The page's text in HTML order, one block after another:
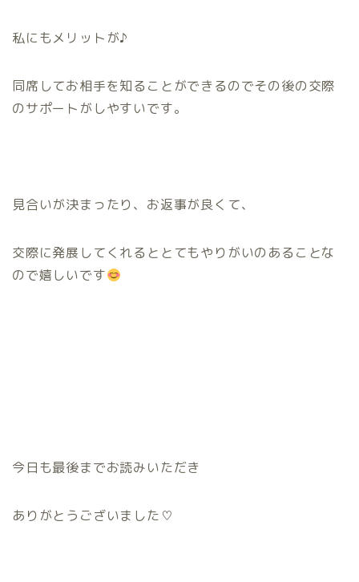
私にもメリットが♪
同席してお相手を知ることができるのでその後の交際
のサポートがしやすいです。
見合いが決まったり、お返事が良くて、
交際に発展してくれるととてもやりがいのあることな
ので嬉しいです
今日も最後までお読みいただき
ありがとうございました♡